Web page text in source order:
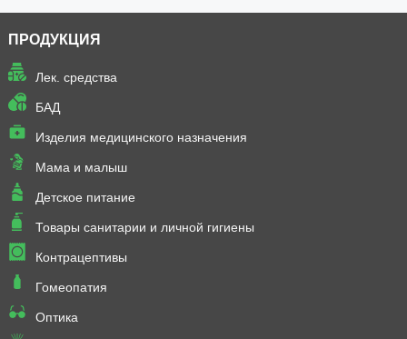
ПРОДУКЦИЯ
Лек. средства
БАД
Изделия медицинского назначения
Мама и малыш
Детское питание
Товары санитарии и личной гигиены
Контрацептивы
Гомеопатия
Оптика